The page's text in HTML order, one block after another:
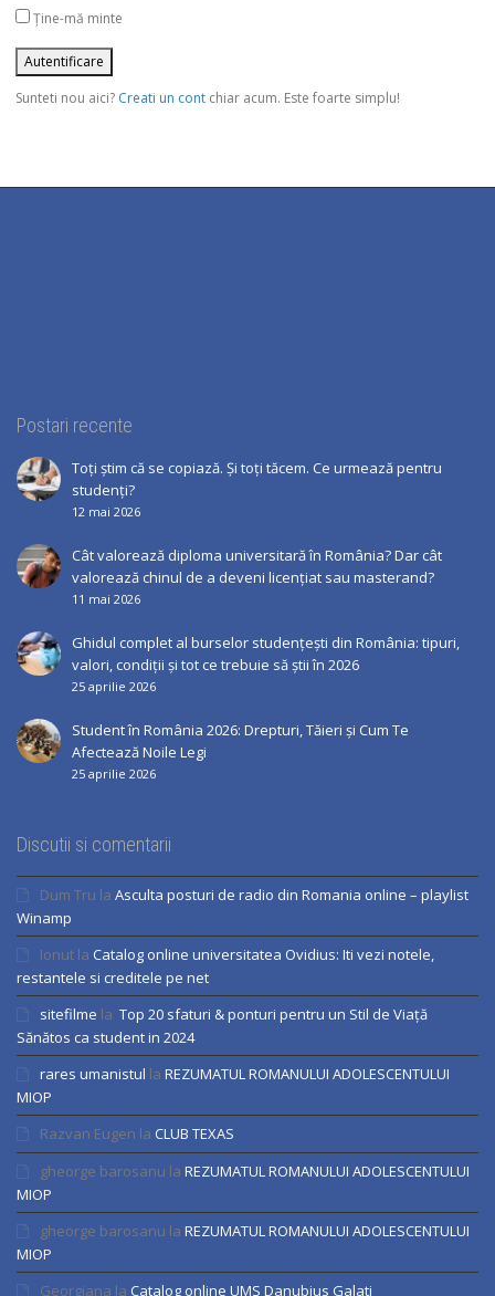
Ține-mă minte
Sunteti nou aici? Creati un cont chiar acum. Este foarte simplu!
Postari recente
Toți știm că se copiază. Și toți tăcem. Ce urmează pentru
studenți?
12 mai 2026
Cât valorează diploma universitară în România? Dar cât
valorează chinul de a deveni licențiat sau masterand?
11 mai 2026
Ghidul complet al burselor studențești din România: tipuri,
valori, condiții și tot ce trebuie să știi în 2026
25 aprilie 2026
Student în România 2026: Drepturi, Tăieri și Cum Te
Afectează Noile Legi
25 aprilie 2026
Discutii si comentarii
Dum Tru la Asculta posturi de radio din Romania online – playlist
Winamp
Ionut la Catalog online universitatea Ovidius: Iti vezi notele,
restantele si creditele pe net
sitefilme la Top 20 sfaturi & ponturi pentru un Stil de Viață
Sănătos ca student in 2024
rares umanistul la REZUMATUL ROMANULUI ADOLESCENTULUI
MIOP
Razvan Eugen la CLUB TEXAS
gheorge barosanu la REZUMATUL ROMANULUI ADOLESCENTULUI
MIOP
gheorge barosanu la REZUMATUL ROMANULUI ADOLESCENTULUI
MIOP
Georgiana la Catalog online UMS Danubius Galati